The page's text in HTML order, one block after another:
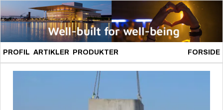
PROFIL ARTIKLER PRODUKTER FORSIDE